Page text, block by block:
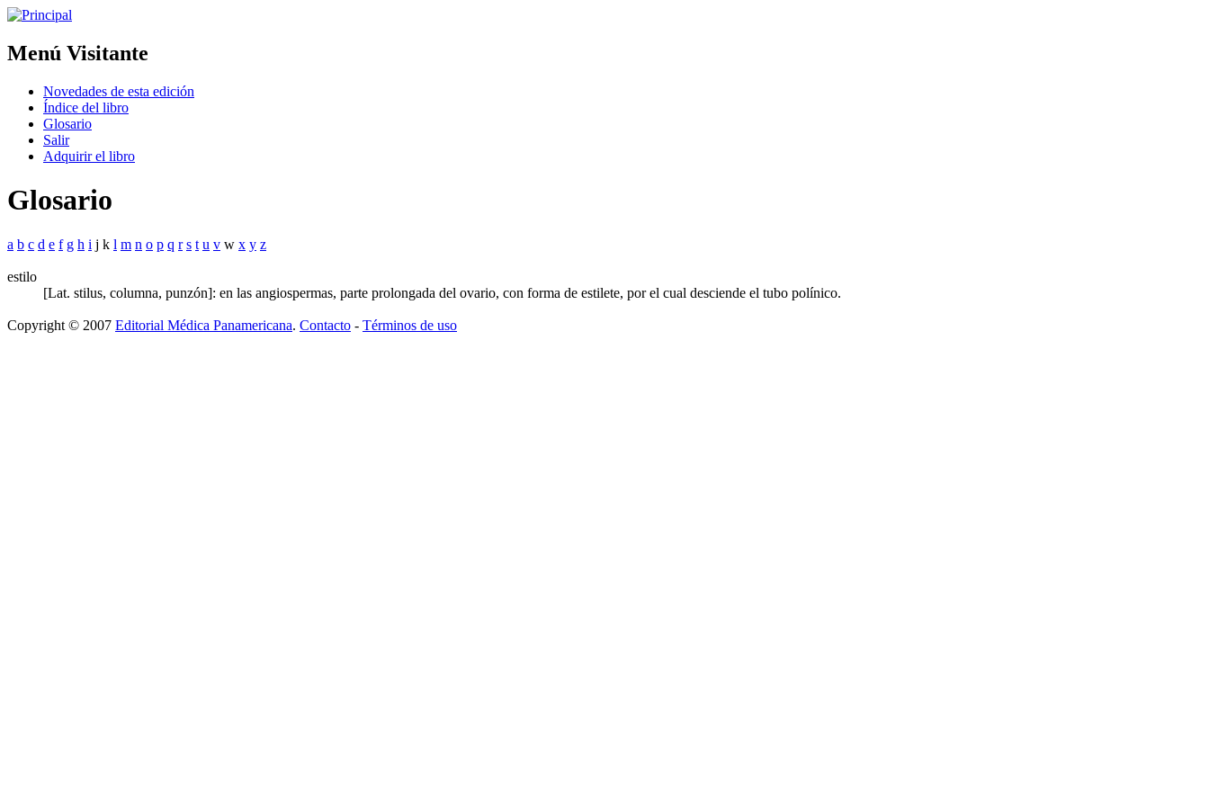
Menú Visitante
Novedades de esta edición
Índice del libro
Glosario
Salir
Adquirir el libro
Glosario
a b c d e f g h i j k l m n o p q r s t u v w x y z
estilo
[Lat. stilus, columna, punzón]: en las angiospermas, parte prolongada del ovario, con forma de estilete, por el cual desciende el tubo polínico.
Copyright © 2007 Editorial Médica Panamericana. Contacto - Términos de uso